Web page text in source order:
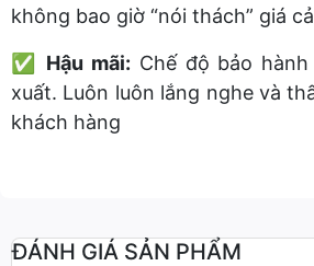
không bao giờ “nói thách” giá
✅ Hậu mãi: Chế độ bảo
xuất. Luôn luôn lắng nghe và
khách hàng
ĐÁNH GIÁ SẢN PHẨM